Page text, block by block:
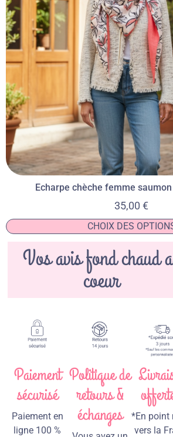
Echarpe chèche femme
35,00 €
CHOIX DES
Vos avis fond chaud
coeur
Paiement
sécurisé
Paiement en
ligne 100 %
Politique de
retours &
échanges
*En point
vers la